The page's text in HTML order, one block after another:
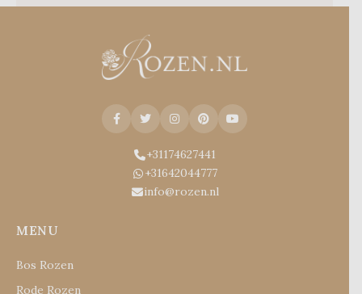
+31174627441
+31642044777
info@rozen.nl
MENU
Bos Rozen
Rode Rozen